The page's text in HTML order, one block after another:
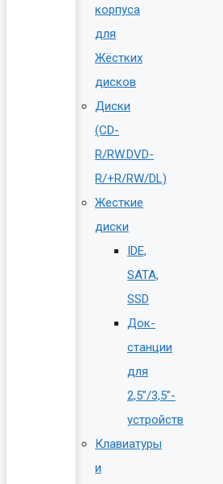
корпуса
для
Жёстких
дисков
Диски
(CD-
R/RW.DVD-
R/+R/RW/DL)
Жесткие
диски
IDE,
SATA,
SSD
Док-
станции
для
2,5″/3,5″-
устройств
Клавиатуры
и